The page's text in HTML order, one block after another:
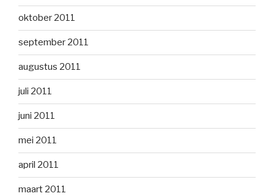
oktober 2011
september 2011
augustus 2011
juli 2011
juni 2011
mei 2011
april 2011
maart 2011